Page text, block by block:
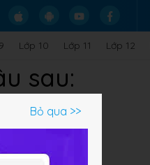
Lớp 10 Lớp 11 Lớp 12
sau:
Bỏ qua >>